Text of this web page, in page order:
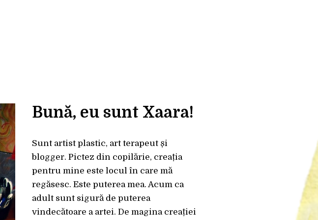
Bună, eu sunt Xaara!
Sunt artist plastic, art terapeut și
blogger. Pictez din copilărie, creația
pentru mine este locul în care mă
regăsesc. Este puterea mea. Acum ca
adult sunt sigură de puterea
vindecătoare a artei. De magina creației